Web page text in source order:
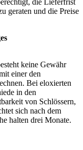
die Lieferfrist
geraten und die Preise
keine Gewähr
einer den
Bei eloxierten
in den
von Schlössern,
sich nach dem
halten drei Monate.